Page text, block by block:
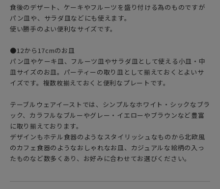
食後のデザート、ケーキやフルーツを盛り付ける為のものですが
パン皿や、サラダ皿などにも使えます。
使い勝手のよい便利なサイズです。
●12から17cmのお皿
パン皿やケーキ皿、フルーツ皿やサラダ皿として使える小皿・中
皿サイズのお皿。パーティーの取り皿として揃えておくとよいサ
イズです。複数枚揃えておくと便利なプレートです。
テーブルウェアイーストでは、シンプルなホワイト・シックなブラ
ック、カラフルなブルーやグレー・イエローやブラウンなど豊富
に取り揃えております。
デザインもホテル食器のようなスタイリッシュなものから北欧風
のカフェ食器のようなおしゃれなお皿、カジュアルな絵柄の入っ
たものなど数多くあり、お好みに合わせてお選びください。